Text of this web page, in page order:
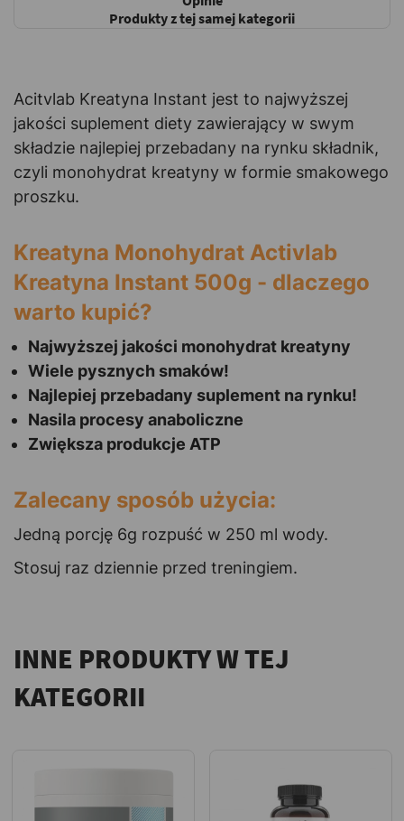
Produkty z tej samej kategorii
Acitvlab Kreatyna Instant jest to najwyższej
jakości suplement diety zawierający w swym
składzie najlepiej przebadany na rynku składnik,
czyli monohydrat kreatyny w formie smakowego
proszku.
Kreatyna Monohydrat Activlab
Kreatyna Instant 500g - dlaczego
warto kupić?
Najwyższej jakości monohydrat kreatyny
Wiele pysznych smaków!
Najlepiej przebadany suplement na rynku!
Nasila procesy anaboliczne
Zwiększa produkcje ATP
Zalecany sposób użycia:
Jedną porcję 6g rozpuść w 250 ml wody.
Stosuj raz dziennie przed treningiem.
INNE PRODUKTY W TEJ
KATEGORII